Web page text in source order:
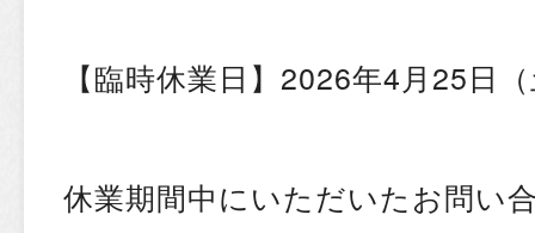
【臨時休業日】2026年4月25日
休業期間中にいただいたお問い